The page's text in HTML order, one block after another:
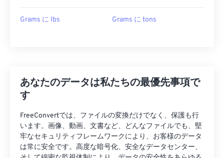
Grams に lbs Grams に tons
あなたのデータは私たちの最優先事項で
す
FreeConvertでは、ファイルの変換だけでなく、保護も行
います。画像、動画、文書など、どんなファイルでも、堅
牢なセキュリティフレームワークにより、お客様のデータ
は常に安全です。高度な暗号化、安全なデータセンター、